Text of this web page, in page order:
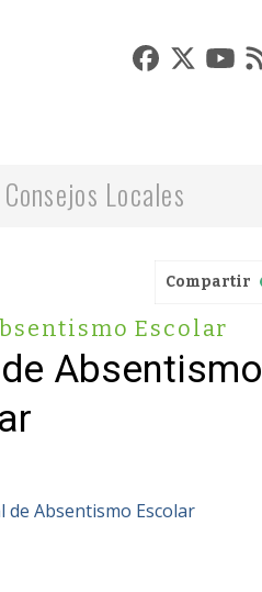
Consejos Locales
Compartir
Escolar
Absentismo
de Absentismo Escolar